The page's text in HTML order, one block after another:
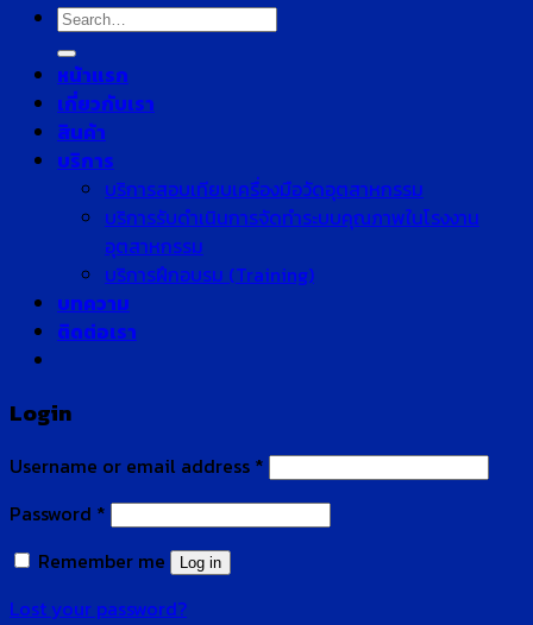
Search
for:
หน้าแรก
เกี่ยวกับเรา
สินค้า
บริการ
บริการสอบเทียบเครื่องมือวัดอุตสาหกรรม
บริการรับดำเนินการจัดทำระบบคุณภาพในโรงงาน
อุตสาหกรรม
บริการฝึกอบรม (Training)
บทความ
ติดต่อเรา
Login
Username or email address *
Password *
Remember me
Log in
Lost your password?